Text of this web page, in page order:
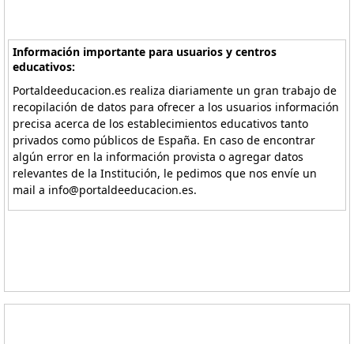
Información importante para usuarios y centros
educativos:
Portaldeeducacion.es realiza diariamente un gran trabajo de
recopilación de datos para ofrecer a los usuarios información
precisa acerca de los establecimientos educativos tanto
privados como públicos de España. En caso de encontrar
algún error en la información provista o agregar datos
relevantes de la Institución, le pedimos que nos envíe un
mail a info@portaldeeducacion.es.